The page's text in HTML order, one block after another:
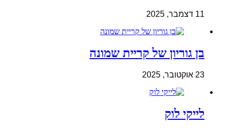
11 דצמבר, 2025
בן גוריון של קריית שמונה
23 אוקטובר, 2025
לייקי לוק